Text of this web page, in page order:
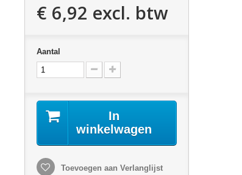
€ 6,92 excl. btw
Aantal
In
winkelwagen
Toevoegen aan Verlanglijst